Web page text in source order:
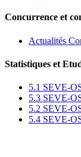
Concurrence et
Actualités
Statistiques et
5.1 SEVE-
5.3 SEVE-
5.2 SEVE-
5.4 SEVE-